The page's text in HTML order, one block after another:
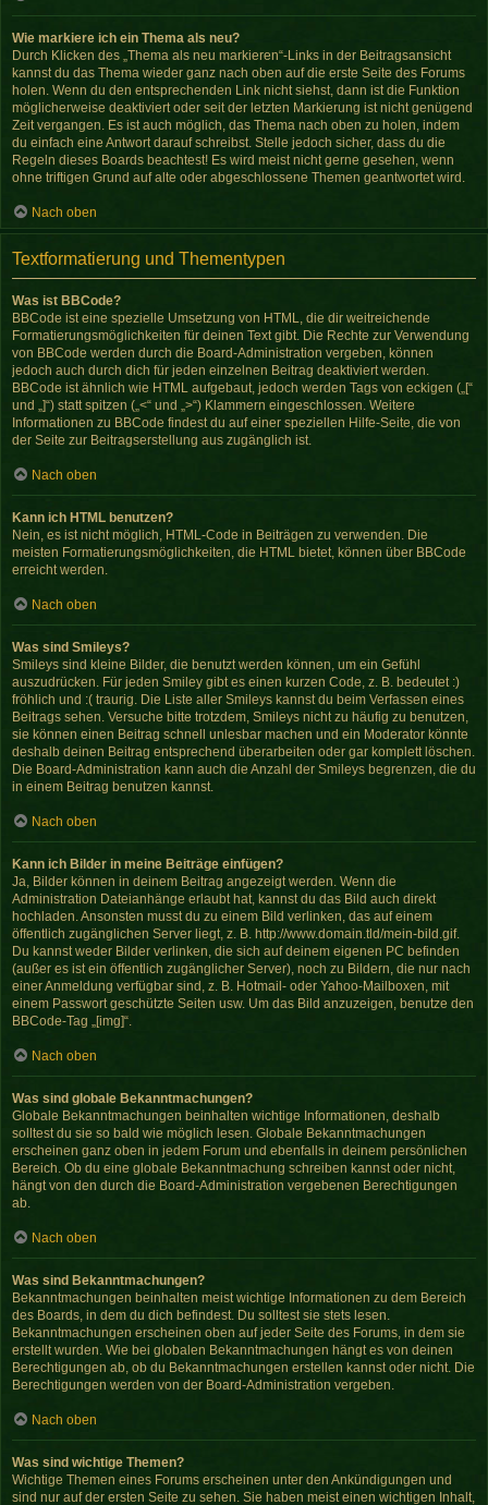
Wie markiere ich ein Thema als neu?
Durch Klicken des „Thema als neu markieren“-Links in der Beitragsansicht
kannst du das Thema wieder ganz nach oben auf die erste Seite des Forums
holen. Wenn du den entsprechenden Link nicht siehst, dann ist die Funktion
möglicherweise deaktiviert oder seit der letzten Markierung ist nicht genügend
Zeit vergangen. Es ist auch möglich, das Thema nach oben zu holen, indem
du einfach eine Antwort darauf schreibst. Stelle jedoch sicher, dass du die
Regeln dieses Boards beachtest! Es wird meist nicht gerne gesehen, wenn
ohne triftigen Grund auf alte oder abgeschlossene Themen geantwortet wird.
Nach oben
Textformatierung und Thementypen
Was ist BBCode?
BBCode ist eine spezielle Umsetzung von HTML, die dir weitreichende
Formatierungsmöglichkeiten für deinen Text gibt. Die Rechte zur Verwendung
von BBCode werden durch die Board-Administration vergeben, können
jedoch auch durch dich für jeden einzelnen Beitrag deaktiviert werden.
BBCode ist ähnlich wie HTML aufgebaut, jedoch werden Tags von eckigen („[“
und „]“) statt spitzen („<“ und „>“) Klammern eingeschlossen. Weitere
Informationen zu BBCode findest du auf einer speziellen Hilfe-Seite, die von
der Seite zur Beitragserstellung aus zugänglich ist.
Nach oben
Kann ich HTML benutzen?
Nein, es ist nicht möglich, HTML-Code in Beiträgen zu verwenden. Die
meisten Formatierungsmöglichkeiten, die HTML bietet, können über BBCode
erreicht werden.
Nach oben
Was sind Smileys?
Smileys sind kleine Bilder, die benutzt werden können, um ein Gefühl
auszudrücken. Für jeden Smiley gibt es einen kurzen Code, z. B. bedeutet :)
fröhlich und :( traurig. Die Liste aller Smileys kannst du beim Verfassen eines
Beitrags sehen. Versuche bitte trotzdem, Smileys nicht zu häufig zu benutzen,
sie können einen Beitrag schnell unlesbar machen und ein Moderator könnte
deshalb deinen Beitrag entsprechend überarbeiten oder gar komplett löschen.
Die Board-Administration kann auch die Anzahl der Smileys begrenzen, die du
in einem Beitrag benutzen kannst.
Nach oben
Kann ich Bilder in meine Beiträge einfügen?
Ja, Bilder können in deinem Beitrag angezeigt werden. Wenn die
Administration Dateianhänge erlaubt hat, kannst du das Bild auch direkt
hochladen. Ansonsten musst du zu einem Bild verlinken, das auf einem
öffentlich zugänglichen Server liegt, z. B. http://www.domain.tld/mein-bild.gif.
Du kannst weder Bilder verlinken, die sich auf deinem eigenen PC befinden
(außer es ist ein öffentlich zugänglicher Server), noch zu Bildern, die nur nach
einer Anmeldung verfügbar sind, z. B. Hotmail- oder Yahoo-Mailboxen, mit
einem Passwort geschützte Seiten usw. Um das Bild anzuzeigen, benutze den
BBCode-Tag „[img]“.
Nach oben
Was sind globale Bekanntmachungen?
Globale Bekanntmachungen beinhalten wichtige Informationen, deshalb
solltest du sie so bald wie möglich lesen. Globale Bekanntmachungen
erscheinen ganz oben in jedem Forum und ebenfalls in deinem persönlichen
Bereich. Ob du eine globale Bekanntmachung schreiben kannst oder nicht,
hängt von den durch die Board-Administration vergebenen Berechtigungen
ab.
Nach oben
Was sind Bekanntmachungen?
Bekanntmachungen beinhalten meist wichtige Informationen zu dem Bereich
des Boards, in dem du dich befindest. Du solltest sie stets lesen.
Bekanntmachungen erscheinen oben auf jeder Seite des Forums, in dem sie
erstellt wurden. Wie bei globalen Bekanntmachungen hängt es von deinen
Berechtigungen ab, ob du Bekanntmachungen erstellen kannst oder nicht. Die
Berechtigungen werden von der Board-Administration vergeben.
Nach oben
Was sind wichtige Themen?
Wichtige Themen eines Forums erscheinen unter den Ankündigungen und
sind nur auf der ersten Seite zu sehen. Sie haben meist einen wichtigen Inhalt,